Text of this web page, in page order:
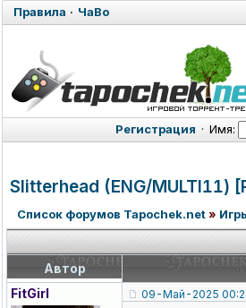
Правила · ЧаВо
Регистрация · Имя:
Slitterhead (ENG/MULTI11)
Список форумов Tapochek.net»
Автор
FitGirl
09-Май-2025